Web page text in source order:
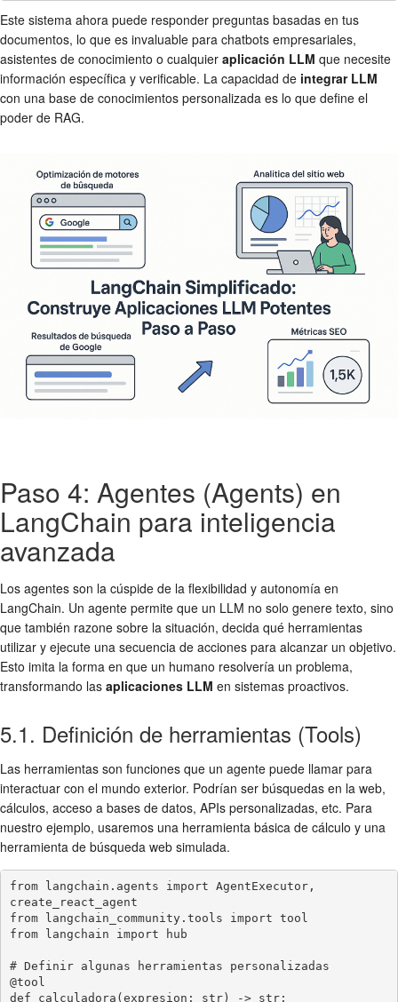
Este sistema ahora puede responder preguntas basadas en tus
documentos, lo que es invaluable para chatbots empresariales,
asistentes de conocimiento o cualquier aplicación LLM que necesite
información específica y verificable. La capacidad de integrar LLM
con una base de conocimientos personalizada es lo que define el
poder de RAG.
Paso 4: Agentes (Agents) en
LangChain para inteligencia
avanzada
Los agentes son la cúspide de la flexibilidad y autonomía en
LangChain. Un agente permite que un LLM no solo genere texto, sino
que también razone sobre la situación, decida qué herramientas
utilizar y ejecute una secuencia de acciones para alcanzar un objetivo.
Esto imita la forma en que un humano resolvería un problema,
transformando las aplicaciones LLM en sistemas proactivos.
5.1. Definición de herramientas (Tools)
Las herramientas son funciones que un agente puede llamar para
interactuar con el mundo exterior. Podrían ser búsquedas en la web,
cálculos, acceso a bases de datos, APIs personalizadas, etc. Para
nuestro ejemplo, usaremos una herramienta básica de cálculo y una
herramienta de búsqueda web simulada.
from langchain.agents import AgentExecutor,
create_react_agent
from langchain_community.tools import tool
from langchain import hub
# Definir algunas herramientas personalizadas
@tool
def calculadora(expresion: str) -> str: